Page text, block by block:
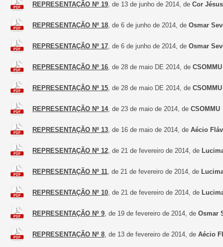
REPRESENTAÇÃO Nº 19, de 13 de junho de 2014, de Cor Jésus
REPRESENTAÇÃO Nº 18, de 6 de junho de 2014, de Osmar
REPRESENTAÇÃO Nº 17, de 6 de junho de 2014, de Osmar
REPRESENTAÇÃO Nº 16, de 28 de maio DE 2014, de CSOMMU
REPRESENTAÇÃO Nº 15, de 28 de maio DE 2014, de CSOMMU
REPRESENTAÇÃO Nº 14, de 23 de maio de 2014, de CSOMMU
REPRESENTAÇÃO Nº 13, de 16 de maio de 2014, de Aécio
REPRESENTAÇÃO Nº 12, de 21 de fevereiro de 2014, de
REPRESENTAÇÃO Nº 11, de 21 de fevereiro de 2014, de
REPRESENTAÇÃO Nº 10, de 21 de fevereiro de 2014, de
REPRESENTAÇÃO Nº 9, de 19 de fevereiro de 2014, de Osmar
REPRESENTAÇÃO Nº 8, de 13 de fevereiro de 2014, de Aécio